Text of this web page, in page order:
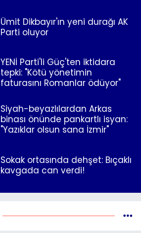
Ümit Dikbayır'ın yeni durağı AK
Parti oluyor
YENİ Parti'li Güç'ten iktidara
tepki: "Kötü yönetimin
faturasını Romanlar ödüyor"
Siyah-beyazlılardan Arkas
binası önünde pankartlı isyan:
"Yazıklar olsun sana İzmir"
Sokak ortasında dehşet: Bıçaklı
kavgada can verdi!